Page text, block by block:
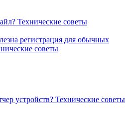
Технические советы
регистрация для обычных
советы
устройств? Технические советы